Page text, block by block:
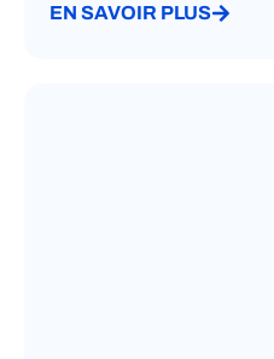
EN SAVOIR PLUS